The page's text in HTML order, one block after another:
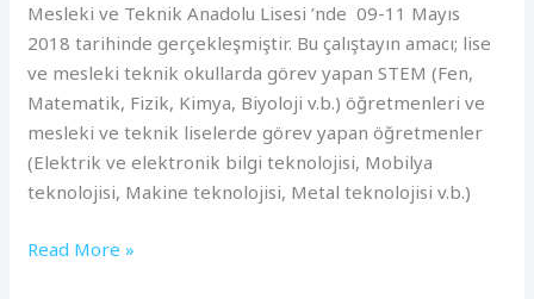
Mesleki ve Teknik Anadolu Lisesi ’nde 09-11 Mayıs
2018 tarihinde gerçekleşmiştir. Bu çalıştayın amacı; lise
ve mesleki teknik okullarda görev yapan STEM (Fen,
Matematik, Fizik, Kimya, Biyoloji v.b.) öğretmenleri ve
mesleki ve teknik liselerde görev yapan öğretmenler
(Elektrik ve elektronik bilgi teknolojisi, Mobilya
teknolojisi, Makine teknolojisi, Metal teknolojisi v.b.)
Read More »